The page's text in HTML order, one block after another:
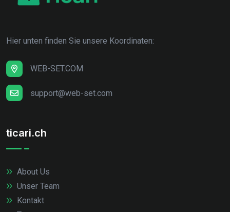
Hier unten finden Sie unsere Koordinaten:
WEB-SET.COM
support@web-set.com
ticari.ch
About Us
Unser Team
Kontakt